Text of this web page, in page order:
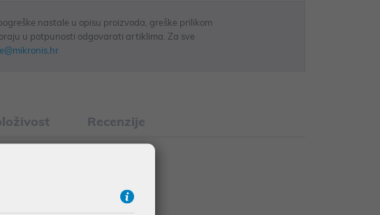
nastale u opisu proizvoda, greške prilikom
u potpunosti odgovarati artiklima. Za sve
Recenzije
silver
12 cores, 14 threads)